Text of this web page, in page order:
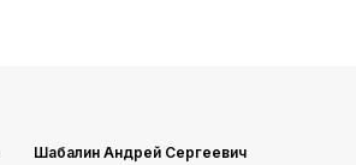
Шабалин Андрей Сергеевич